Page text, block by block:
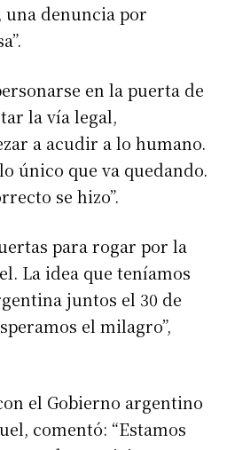
una denuncia por
en la puerta de
la vía legal,
a acudir a lo humano.
único que va quedando.
se hizo”.
para rogar por la
La idea que teníamos
juntos el 30 de
el milagro”,
el Gobierno argentino
comentó: “Estamos